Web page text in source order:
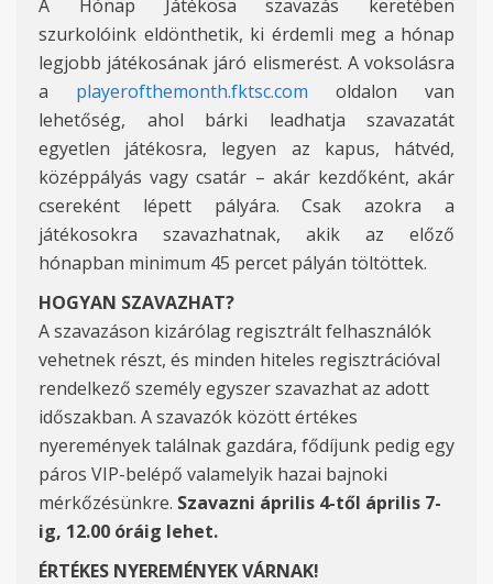
A Hónap Játékosa szavazás keretében
szurkolóink eldönthetik, ki érdemli meg a hónap
legjobb játékosának járó elismerést. A voksolásra
a playerofthemonth.fktsc.com oldalon van
lehetőség, ahol bárki leadhatja szavazatát
egyetlen játékosra, legyen az kapus, hátvéd,
középpályás vagy csatár – akár kezdőként, akár
csereként lépett pályára. Csak azokra a
játékosokra szavazhatnak, akik az előző
hónapban minimum 45 percet pályán töltöttek.
HOGYAN SZAVAZHAT?
A szavazáson kizárólag regisztrált felhasználók
vehetnek részt, és minden hiteles regisztrációval
rendelkező személy egyszer szavazhat az adott
időszakban. A szavazók között értékes
nyeremények találnak gazdára, fődíjunk pedig egy
páros VIP-belépő valamelyik hazai bajnoki
mérkőzésünkre. Szavazni április 4-től április 7-
ig, 12.00 óráig lehet.
ÉRTÉKES NYEREMÉNYEKVÁRNAK!